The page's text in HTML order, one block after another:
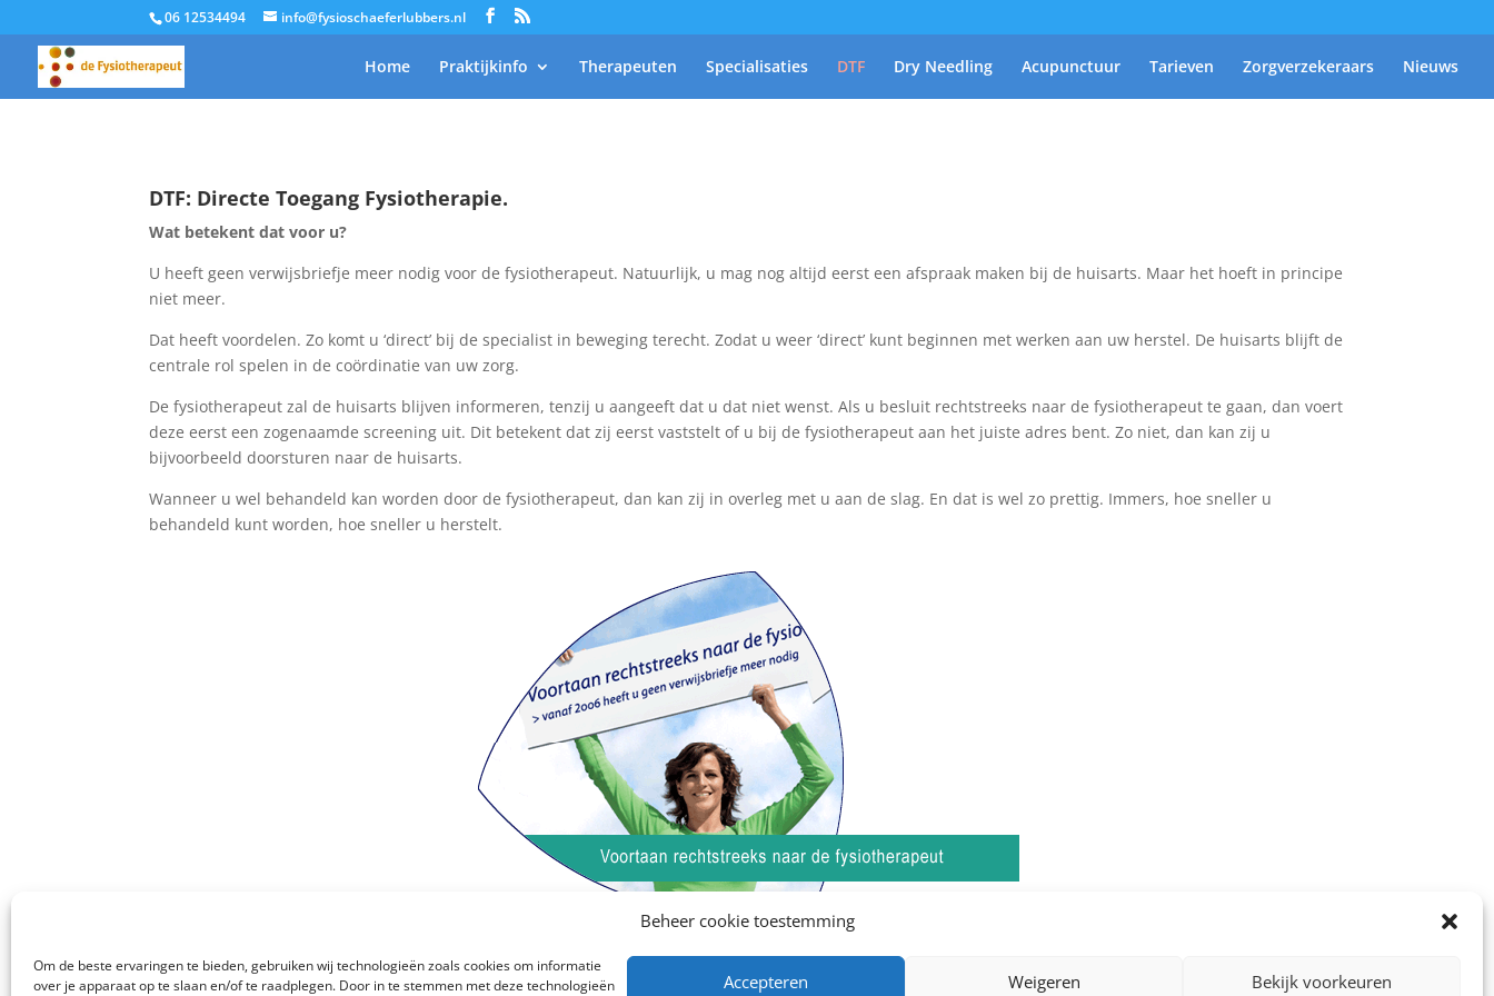
Beheer cookie toestemming
Om de beste ervaringen te bieden, gebruiken wij technologieën zoals cookies om informatie
over je apparaat op te slaan en/of te raadplegen. Door in te stemmen met deze technologieën
Accepteren Weigeren Bekijk voorkeuren
06 12534494 info@fysioschaeferlubbers.nl
Home Praktijkinfo Therapeuten Specialisaties DTF Dry Needling Acupunctuur Tarieven Zorgverzekeraars Nieuws
DTF: Directe Toegang Fysiotherapie.
Wat betekent dat voor u?
U heeft geen verwijsbriefje meer nodig voor de fysiotherapeut. Natuurlijk, u mag nog altijd eerst een afspraak maken bij de huisarts. Maar het hoeft in principe
niet meer.
Dat heeft voordelen. Zo komt u ‘direct’ bij de specialist in beweging terecht. Zodat u weer ‘direct’ kunt beginnen met werken aan uw herstel. De huisarts blijft de
centrale rol spelen in de coördinatie van uw zorg.
De fysiotherapeut zal de huisarts blijven informeren, tenzij u aangeeft dat u dat niet wenst. Als u besluit rechtstreeks naar de fysiotherapeut te gaan, dan voert
deze eerst een zogenaamde screening uit. Dit betekent dat zij eerst vaststelt of u bij de fysiotherapeut aan het juiste adres bent. Zo niet, dan kan zij u
bijvoorbeeld doorsturen naar de huisarts.
Wanneer u wel behandeld kan worden door de fysiotherapeut, dan kan zij in overleg met u aan de slag. En dat is wel zo prettig. Immers, hoe sneller u
behandeld kunt worden, hoe sneller u herstelt.